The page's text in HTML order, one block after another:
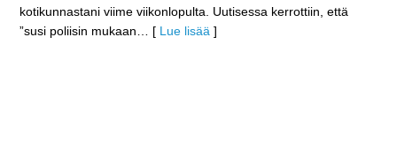
kotikunnastani viime viikonlopulta. Uutisessa kerrottiin, että
”susi poliisin mukaan … [ Lue lisää ]